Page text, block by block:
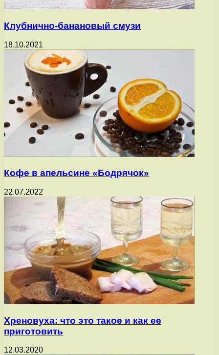
Клубнично-банановый смузи
18.10.2021
Кофе в апельсине «Бодрячок»
22.07.2022
Хреновуха: что это такое и как ее
приготовить
12.03.2020